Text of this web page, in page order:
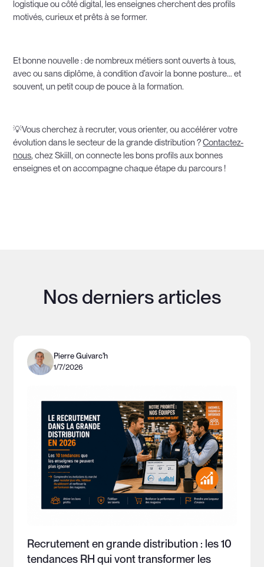
logistique ou côté digital, les enseignes cherchent des profils
motivés, curieux et prêts à se former.
Et bonne nouvelle : de nombreux métiers sont ouverts à tous,
avec ou sans diplôme, à condition d’avoir la bonne posture… et
souvent, un petit coup de pouce à la formation.
💡Vous cherchez à recruter, vous orienter, ou accélérer votre
évolution dans le secteur de la grande distribution ?Contactez-
nous, chez Skiill, on connecte les bons profils aux bonnes
enseignes et on accompagne chaque étape du parcours !
Nos derniers articles
Pierre Guivarc’h
1/7/2026
Recrutement en grande distribution : les 10
tendances RH qui vont transformer les